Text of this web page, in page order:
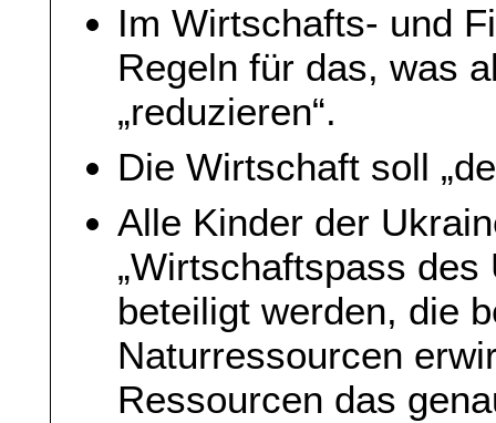
Im Wirtschafts- und
Regeln für das, was
„reduzieren“.
Die Wirtschaft soll
Alle Kinder der
„Wirtschaftspass des
beteiligt werden, die
Naturressourcen
Ressourcen das